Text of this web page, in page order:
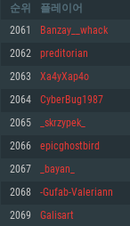
최소사양
운영체제: Windows 10
프로세서: 2.2 GHz 듀얼
최소사양
운영체제: Mac OS Big
프로세서: 최소 2.2 GHz
최소사양
운영체제: 64bit Linux 중
프로세서: 2.4 GHz 듀얼코
순위 플레이어
2061 Banzay__whack
2062 preditorian
2063 Xa4yXap4o
2064 CyberBug1987
2065 _skrzypek_
2066 epicghostbird
2067 _bayan_
2068 -Gufab-Valeriann
2069 Galisart